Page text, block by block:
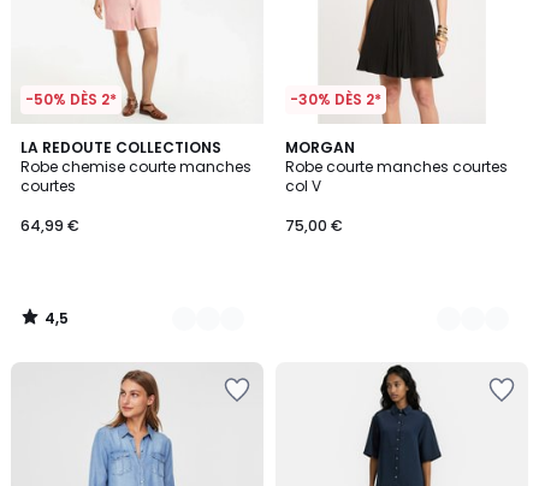
-50% DÈS 2*
LA REDOUTE COLLECTIONS
Robe chemise courte manches
courtes
64,99 €
4,5
/ 5
2
Couleurs
4,5
/
-30% DÈS 2*
MORGAN
Robe courte manches courtes
col V
75,00 €
2
Couleurs